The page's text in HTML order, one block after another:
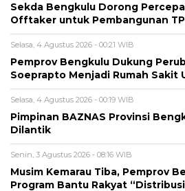
Sekda Bengkulu Dorong
Offtaker untuk Pembangunan
Selasa, 4 Agustus 2026 - 00:21 WIB
Pemprov Bengkulu Dukung
Soeprapto Menjadi Rumah Sakit
Selasa, 4 Agustus 2026 - 00:19 WIB
Pimpinan BAZNAS Provinsi
Dilantik
Senin, 3 Agustus 2026 - 08:16 WIB
Musim Kemarau Tiba, Pemprov
Program Bantu Rakyat